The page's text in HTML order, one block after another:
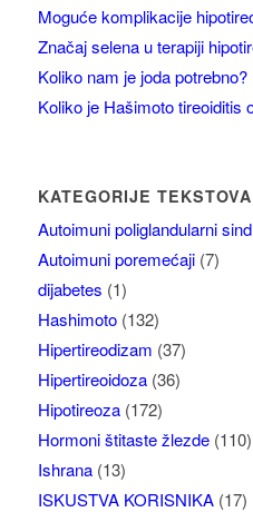
Moguće komplikacije
Značaj selena u terapiji
Koliko nam je joda potrebno?
Koliko je Hašimoto tireoiditis
KATEGORIJE TEKSTOVA
Autoimuni poliglandularni
Autoimuni poremećaji(7)
dijabetes (1)
Hashimoto(132)
Hipertireodizam (37)
Hipertireoidoza(36)
Hipotireoza(172)
Hormoni štitaste žlezde(110)
Ishrana(13)
ISKUSTVA KORISNIKA(17)